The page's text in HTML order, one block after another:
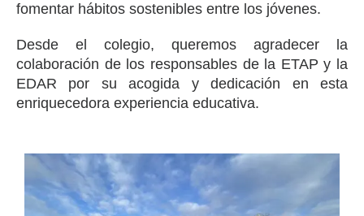
fomentar hábitos sostenibles entre los jóvenes.
Desde el colegio, queremos agradecer la
colaboración de los responsables de la ETAP y la
EDAR por su acogida y dedicación en esta
enriquecedora experiencia educativa.